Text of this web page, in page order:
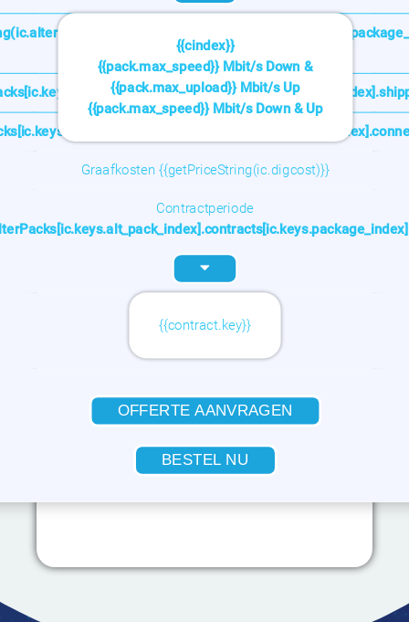
{{cindex}}
{{pack.max_speed}} Mbit/s Down &
{{pack.max_upload}} Mbit/s Up
{{pack.max_speed}} Mbit/s Down & Up
per maand
Graafkosten {{getPriceString(ic.digcost)}}
Contractperiode
{{contract.key}}
{{feature.text}}
OFFERTE AANVRAGEN
BESTEL NU